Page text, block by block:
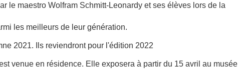
le maestro Wolfram Schmitt-Leonardy et ses élèves lors de la
les meilleurs de leur génération.
2021. Ils reviendront pour l'édition 2022
venue en résidence. Elle exposera à partir du 15 avril au musée